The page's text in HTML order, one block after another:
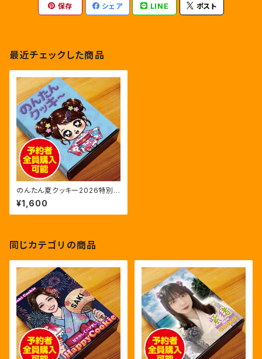
保存 シェア LINE ポスト
最近チェックした商品
のんたん夏クッキー2026特別
版
¥1,600
同じカテゴリの商品